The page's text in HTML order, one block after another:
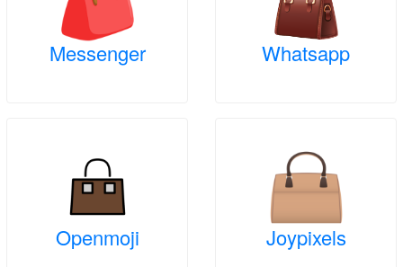
Whatsapp
Messenger
Joypixels
Openmoji